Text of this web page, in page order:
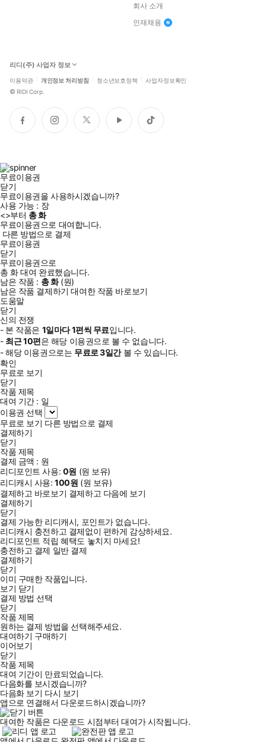
회사 소개
인재채용
리디(주) 사업자 정보
이용약관 개인정보 처리방침 청소년보호정책 사업자정보확인
© RIDI Corp.
페
이
인
스
트
위
유
튜
틱
톡
무료이용권
닫기
무료이용권을 사용하시겠습니까?
사용 가능 : 장
<>부터 총화
무료이용권으로 대여합니다.
다른 방법으로 결제
무료이용권
닫기
무료이용권으로
총 화대여 완료했습니다.
남은 작품 : 총화(원)
남은 작품 결제하기 대여한 작품 바로보기
도움말
닫기
신의 전쟁
- 본 작품은 1일마다1편씩 무료입니다.
- 최근10편은 해당 이용권으로 볼 수 없습니다.
- 해당 이용권으로는 무료로3일간볼 수 있습니다.
확인
무료로 보기
닫기
작품 제목
대여 기간 : 일
이용권 선택
무료로 보기 다른 방법으로 결제
결제하기
닫기
작품 제목
결제 금액 : 원
리디포인트 사용: 0원 (원 보유)
리디캐시 사용:100원 (원 보유)
결제하고 바로보기 결제하고 다음에 보기
결제하기
닫기
결제 가능한 리디캐시, 포인트가 없습니다.
리디캐시 충전하고 결제없이 편하게 감상하세요.
리디포인트 적립 혜택도 놓치지 마세요!
충전하고 결제 일반 결제
결제하기
닫기
이미 구매한 작품입니다.
보기 닫기
결제 방법 선택
닫기
작품 제목
원하는 결제 방법을 선택해주세요.
대여하기 구매하기
이어보기
닫기
작품 제목
대여 기간이 만료되었습니다.
다음화를 보시겠습니까?
다음화 보기 다시 보기
앱으로 연결해서 다운로드하시겠습니까?
대여한 작품은 다운로드 시점부터 대여가 시작됩니다.